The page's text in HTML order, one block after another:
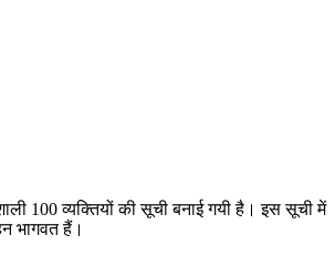
100 व्यक्तियों की सूची बनाई गयी है। इस सूची में
भागवत हैं।